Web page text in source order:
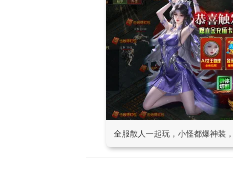
全服散人一起玩，小怪都爆神装